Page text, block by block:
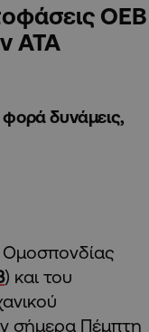
ΟΕΒ
ΑΤΑ
δυνάμεις,
Ομοσπονδίας
) και του
σήμερα Πέμπτη